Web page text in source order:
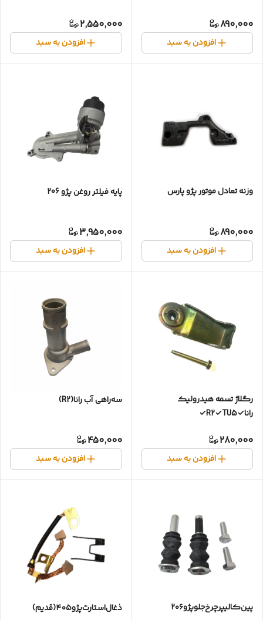
890,000
افزودن به سبد
2,550,000
افزودن به سبد
وزنه‌ تعادل موتور پژو پارس
890,000
افزودن به سبد
پایه فیلتر روغن پژو 206
3,950,000
افزودن به سبد
رگلاژ تسمه هیدرولیک
رانا✓R2✓TU5✓
280,000
افزودن به سبد
سه‌راهی آب رانا(R2)
450,000
افزودن به سبد
پین‌کالیپر‌چرخ‌جلو‌پژو۲۰۶ ذغال‌استارت‌پژو۴۰۵(قدیم)